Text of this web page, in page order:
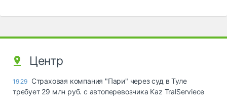
Центр
19:29 Страховая компания "Пари" через суд в Туле
требует 29 млн руб. с автоперевозчика Kaz TralServiece